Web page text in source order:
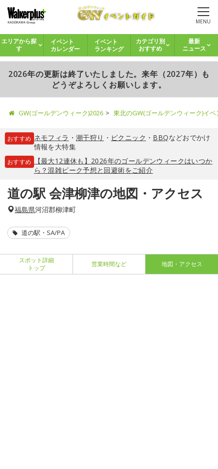
MENU
エリアから探
す
イベント
カレンダー
イベント
ランキング
カテゴリ別
おすすめ
最新
ニュース
2026年の更新は終了いたしました。来年（2027年）も
どうぞよろしくお願いします。
GW(ゴールデンウィーク)2026 東北のGW(ゴールデンウィーク)イ
おすすめ ネモフィラ ・ 潮干狩り ・ ピクニック ・ BBQなどおでかけ
情報を大特集
おすすめ
【最大12連休も】2026年のゴールデンウィークはいつか
ら？混雑ピーク予想と回避術をご紹介
道の駅 会津柳津の地図・アクセス
福島県河沼郡柳津町
道の駅・SA/PA
スポット詳細
トップ
営業時間など 地図・アクセス